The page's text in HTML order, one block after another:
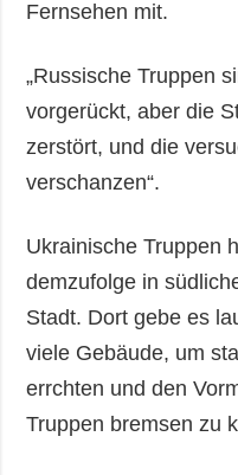
Fernsehen mit.
„Russische Truppen
vorgerückt, aber die
zerstört, und die
verschanzen“.
Ukrainische Truppen
demzufolge in
Stadt. Dort gebe es
viele Gebäude, um
errchten und den
Truppen bremsen zu